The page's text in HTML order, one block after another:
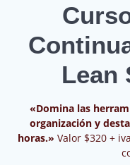
Lean
«Domina las
organización y
horas.» Valor $320 +